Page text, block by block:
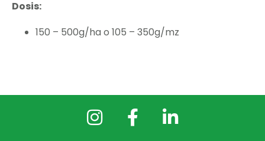
Dosis:
150 – 500g/ha o 105 – 350g/mz